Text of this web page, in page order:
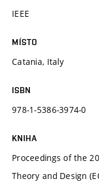
IEEE
MÍSTO
Catania, Italy
ISBN
978-1-5386-3974-0
KNIHA
Proceedings of the
Theory and Design